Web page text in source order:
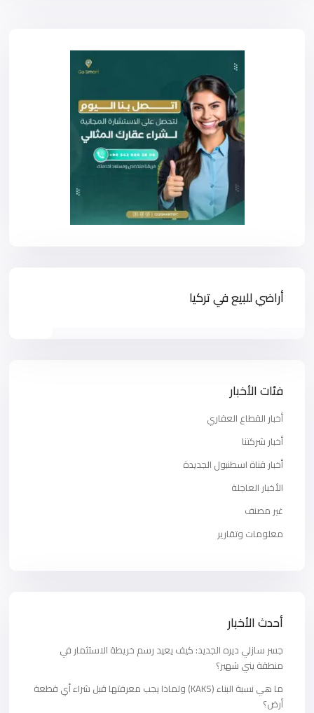
أراضي للبيع في تركيا
فئات الأخبار
أخبار القطاع العقاري
أخبار شركتنا
أخبار قناة اسطنبول الجديدة
الأخبار العاجلة
غير مصنف
معلومات وتقارير
أحدث الأخبار
جسر سازلي ديره الجديد: كيف يعيد رسم خريطة الاستثمار في
منطقة يني شهير؟
ما هي نسبة البناء (KAKS) ولماذا يجب معرفتها قبل شراء أي قطعة
أرض؟